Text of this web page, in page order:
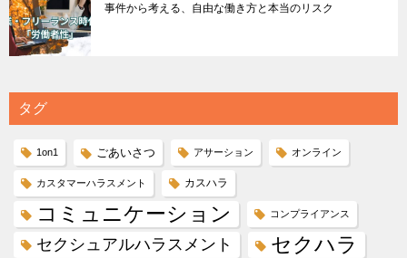
事件から考える、自由な働き方と本当のリスク
タグ
1on1 ごあいさつ アサーション オンライン
カスタマーハラスメント カスハラ
コミュニケーション コンプライアンス
セクシュアルハラスメント セクハラ